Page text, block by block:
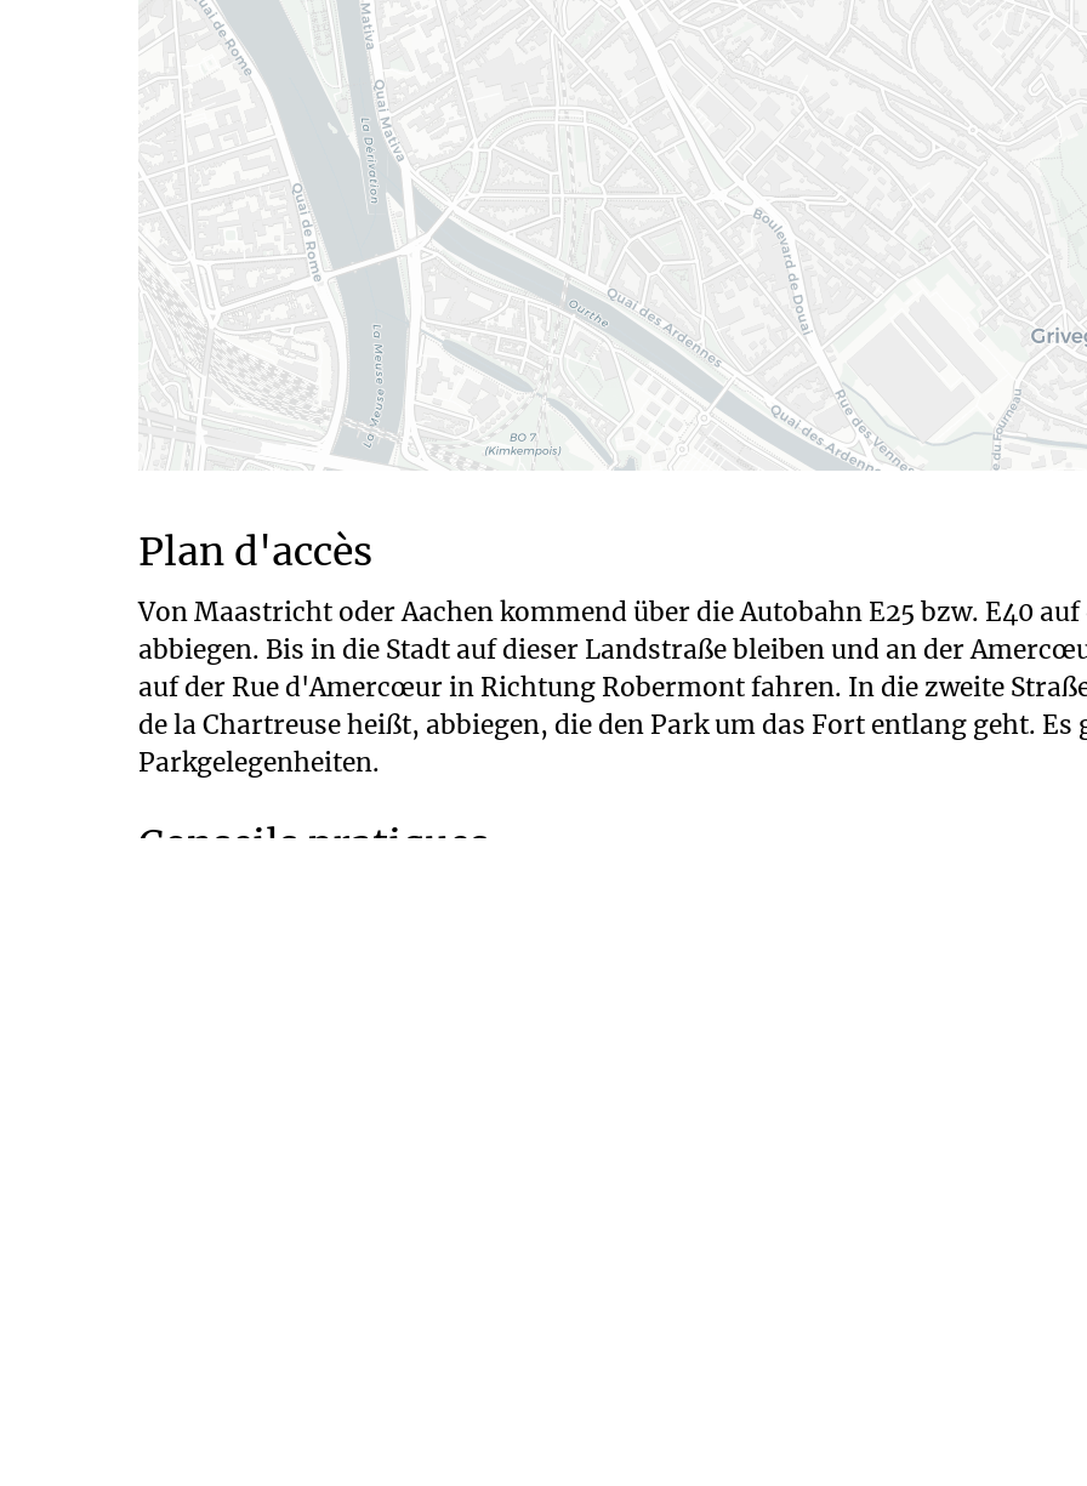
Plan d'accès
Von Maastricht oder Aachen kommend über die Autobahn E25 bzw. E40
abbiegen. Bis in die Stadt auf dieser Landstraße bleiben und an der
auf der Rue d'Amercœur in Richtung Robermont fahren. In die zweite
de la Chartreuse heißt, abbiegen, die den Park um das Fort entlang geht.
Parkgelegenheiten.
Conseils pratiques